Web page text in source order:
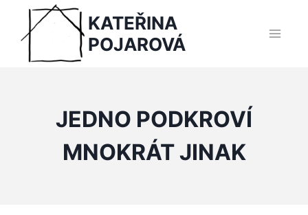
Přeskočit
obsah
KATEŘINA
POJAROVÁ
JEDNO PODKROVÍ
MNOKRÁT JINAK